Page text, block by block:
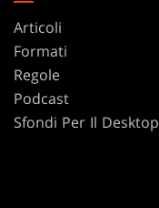
Articoli
Formati
Regole
Podcast
Sfondi Per Il Desktop